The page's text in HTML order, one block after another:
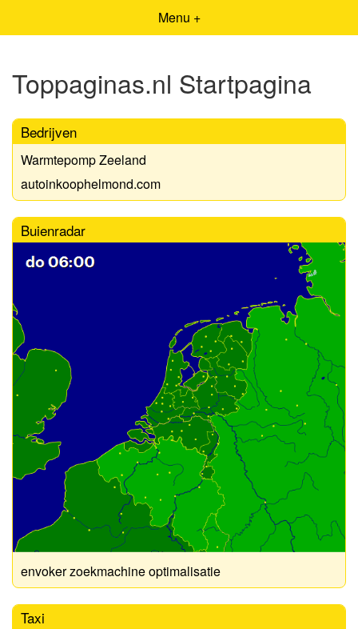
Menu +
Toppaginas.nl Startpagina
Bedrijven
Warmtepomp Zeeland
autoinkoophelmond.com
Buienradar
envoker zoekmachine optimalisatie
Taxi